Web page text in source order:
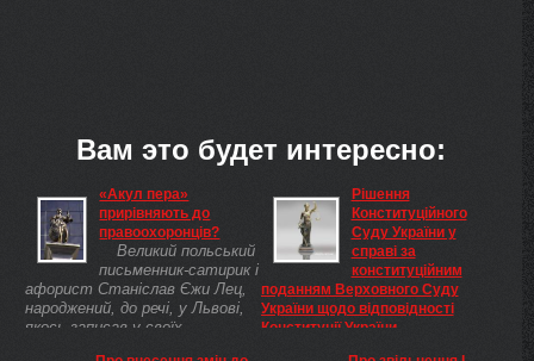
Вам это будет интересно:
«Акул пера»
прирівняють до
правоохоронців?
Великий польський
письменник-сатирик і
афорист Станіслав Єжи Лец,
народжений, до речі, у Львові,
якось записав у своїх
Рішення
Конституційного
Суду України у
справі за
конституційним
поданням Верховного Суду
України щодо відповідності
Конституції України